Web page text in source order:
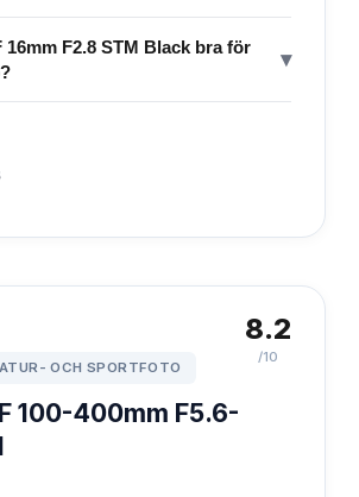
16mm F2.8 STM Black bra för
▾
OCH SPORTFOTO
100-400mm F5.6-
8.2
/10